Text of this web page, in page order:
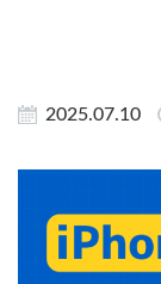
2025.07.10